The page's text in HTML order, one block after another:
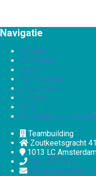
Navigatie
Spreker
Workshop
Topics
Testimonials
Over Jasper
Contact
Blog
Algemene
Teambuilding
Zoutkeetsgracht 41
1013 LC
020-7775511